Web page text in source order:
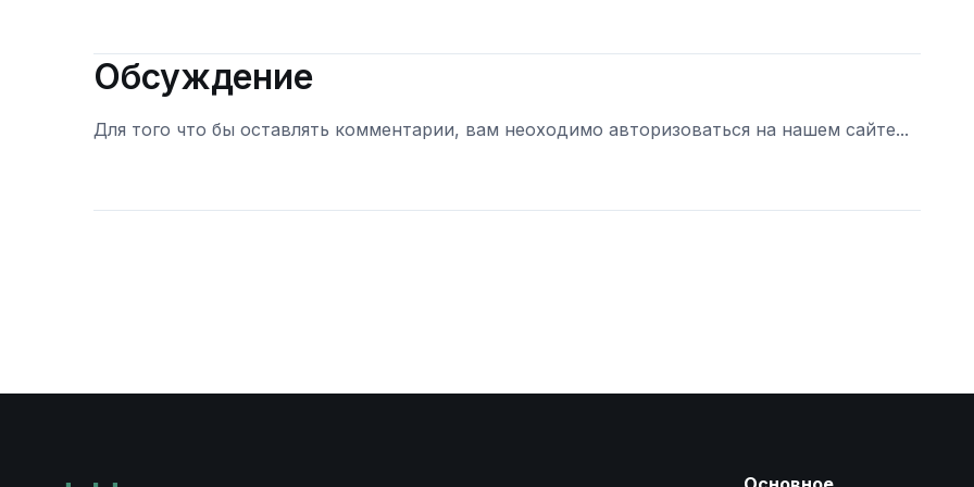
Обсуждение
Для того что бы оставлять комментарии, вам неоходимо авторизоваться на нашем сайте...